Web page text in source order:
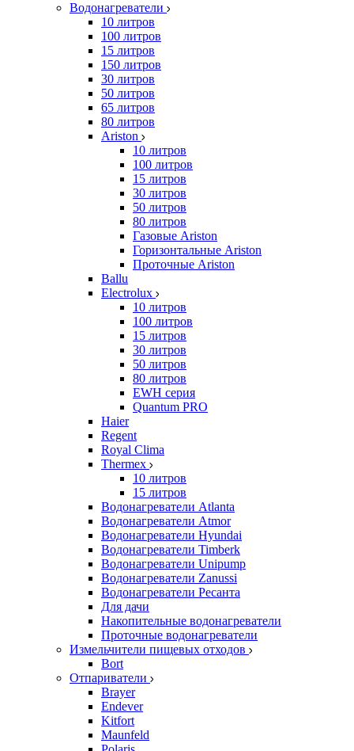
Водонагреватели
10 литров
100 литров
15 литров
150 литров
30 литров
50 литров
65 литров
80 литров
Ariston
10 литров
100 литров
15 литров
30 литров
50 литров
80 литров
Газовые Ariston
Горизонтальные Ariston
Проточные Ariston
Ballu
Electrolux
10 литров
100 литров
15 литров
30 литров
50 литров
80 литров
EWH серия
Quantum PRO
Haier
Regent
Royal Clima
Thermex
10 литров
15 литров
Водонагреватели Atlanta
Водонагреватели Atmor
Водонагреватели Hyundai
Водонагреватели Timberk
Водонагреватели Unipump
Водонагреватели Zanussi
Водонагреватели Ресанта
Для дачи
Накопительные водонагреватели
Проточные водонагреватели
Измельчители пищевых отходов
Bort
Отпариватели
Brayer
Endever
Kitfort
Maunfeld